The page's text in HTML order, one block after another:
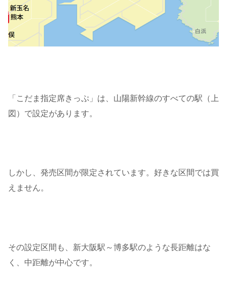
「こだま指定席きっぷ」は、山陽新幹線のすべての駅（上
図）で設定があります。
しかし、発売区間が限定されています。好きな区間では買
えません。
その設定区間も、新大阪駅～博多駅のような長距離はな
く、中距離が中心です。